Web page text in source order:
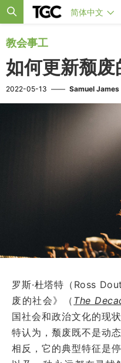
简体中文
教会事工
如何更新颓
2022-05-13 —— Samuel James
罗斯·杜塔特（Ross
废的社会》（ The
国社会和政治文化的现
特认为，颓废既不是动
相反，它的典型特征是